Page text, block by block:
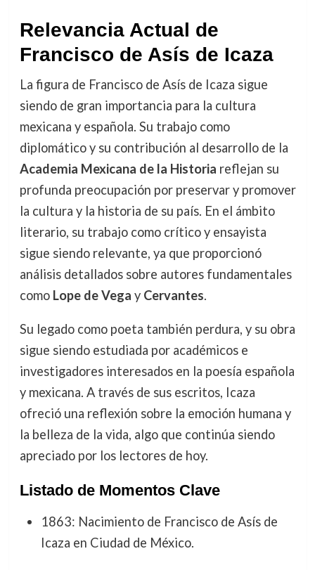
Relevancia Actual de
Francisco de Asís de Icaza
La figura de Francisco de Asís de Icaza sigue
siendo de gran importancia para la cultura
mexicana y española. Su trabajo como
diplomático y su contribución al desarrollo de la
Academia Mexicana de la Historia reflejan su
profunda preocupación por preservar y promover
la cultura y la historia de su país. En el ámbito
literario, su trabajo como crítico y ensayista
sigue siendo relevante, ya que proporcionó
análisis detallados sobre autores fundamentales
como Lope de Vega y Cervantes.
Su legado como poeta también perdura, y su obra
sigue siendo estudiada por académicos e
investigadores interesados en la poesía española
y mexicana. A través de sus escritos, Icaza
ofreció una reflexión sobre la emoción humana y
la belleza de la vida, algo que continúa siendo
apreciado por los lectores de hoy.
Listado de Momentos Clave
1863: Nacimiento de Francisco de Asís de
Icaza en Ciudad de México.